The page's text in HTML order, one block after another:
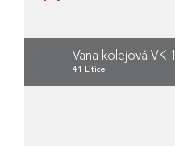
Vana kolejová VK-1
41 Litice